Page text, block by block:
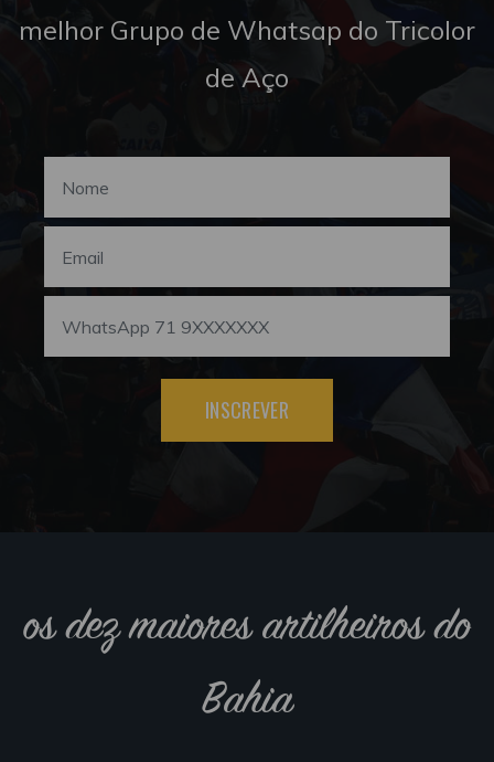
melhor Grupo de Whatsap do Tricolor
de Aço
INSCREVER
os dez maiores artilheiros do
Bahia